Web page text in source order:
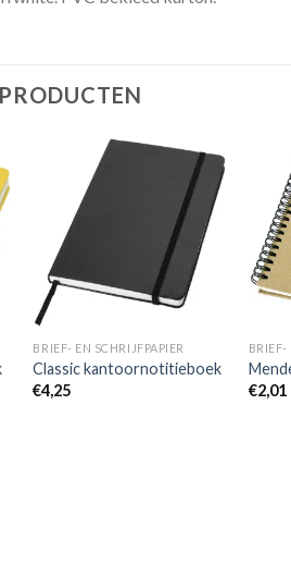
Toevoegen
aan
wenslijst
BRIEF- EN SCHRIJFPAPIER
Classic kantoornotitieboek
€4,25
BRIEF-
€2,01